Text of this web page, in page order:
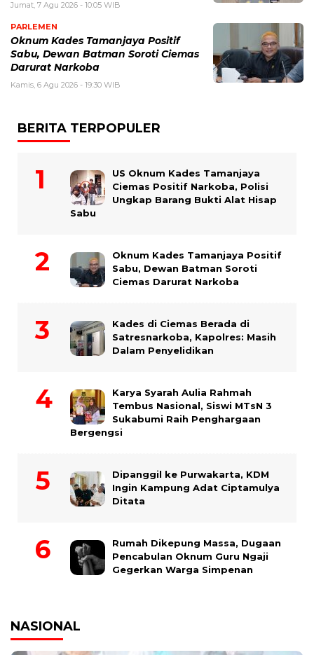
Jumat, 7 Agu 2026 - 10:05 WIB
PARLEMEN
Oknum Kades Tamanjaya Positif
Sabu, Dewan Batman Soroti Ciemas
Darurat Narkoba
Kamis, 6 Agu 2026 - 19:30 WIB
BERITA TERPOPULER
US Oknum Kades Tamanjaya
Ciemas Positif Narkoba, Polisi
Ungkap Barang Bukti Alat Hisap
Sabu
Oknum Kades Tamanjaya Positif
Sabu, Dewan Batman Soroti
Ciemas Darurat Narkoba
Kades di Ciemas Berada di
Satresnarkoba, Kapolres: Masih
Dalam Penyelidikan
Karya Syarah Aulia Rahmah
Tembus Nasional, Siswi MTsN 3
Sukabumi Raih Penghargaan
Bergengsi
Dipanggil ke Purwakarta, KDM
Ingin Kampung Adat Ciptamulya
Ditata
Rumah Dikepung Massa, Dugaan
Pencabulan Oknum Guru Ngaji
Gegerkan Warga Simpenan
NASIONAL